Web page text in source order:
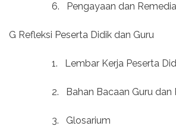
6. Pengayaan dan
G Refleksi Peserta Didik dan Guru
1. Lembar Kerja Peserta
2. Bahan Bacaan Guru dan
3. Glosarium